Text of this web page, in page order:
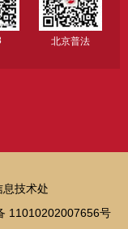
北京普法
技术处
11010202007656号